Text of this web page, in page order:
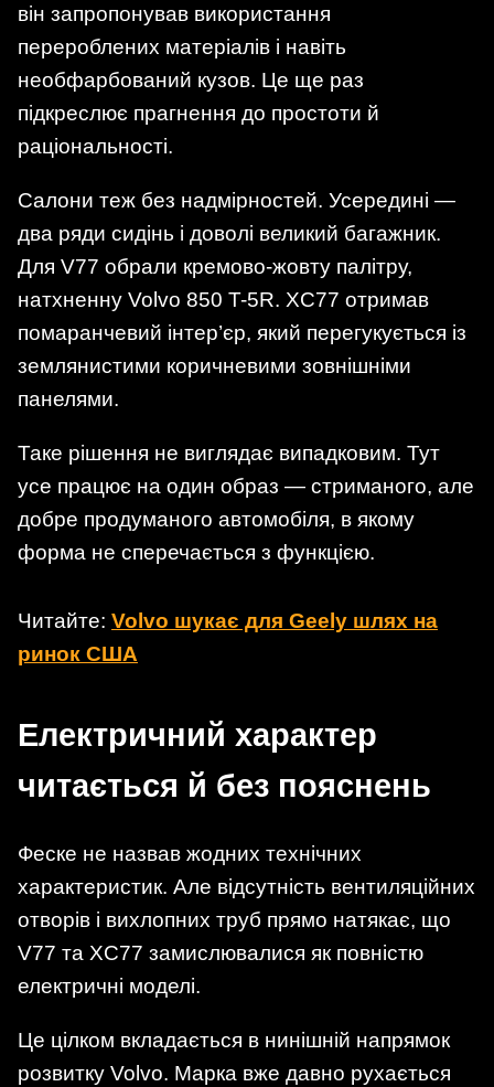
він запропонував використання
перероблених матеріалів і навіть
необфарбований кузов. Це ще раз
підкреслює прагнення до простоти й
раціональності.
Салони теж без надмірностей. Усередині —
два ряди сидінь і доволі великий багажник.
Для V77 обрали кремово-жовту палітру,
натхненну Volvo 850 T-5R. XC77 отримав
помаранчевий інтер’єр, який перегукується із
землянистими коричневими зовнішніми
панелями.
Таке рішення не виглядає випадковим. Тут
усе працює на один образ — стриманого, але
добре продуманого автомобіля, в якому
форма не сперечається з функцією.
Читайте: Volvo шукає для Geely шлях на
ринок США
Електричний характер
читається й без пояснень
Феске не назвав жодних технічних
характеристик. Але відсутність вентиляційних
отворів і вихлопних труб прямо натякає, що
V77 та XC77 замислювалися як повністю
електричні моделі.
Це цілком вкладається в нинішній напрямок
розвитку Volvo. Марка вже давно рухається